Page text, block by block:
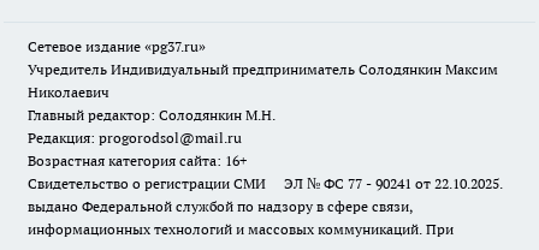
Сетевое издание «pg37.ru»
Учредитель Индивидуальный предприниматель Солодянкин Максим
Николаевич
Главный редактор: Солодянкин М.Н.
Редакция: progorodsol@mail.ru
Возрастная категория сайта: 16+
Свидетельство о регистрации СМИ ЭЛ № ФС 77 - 90241 от 22.10.2025.
выдано Федеральной службой по надзору в сфере связи,
информационных технологий и массовых коммуникаций. При